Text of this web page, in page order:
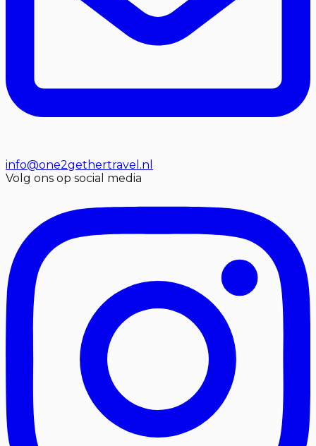
info@one2gethertravel.nl
Volg ons op social media